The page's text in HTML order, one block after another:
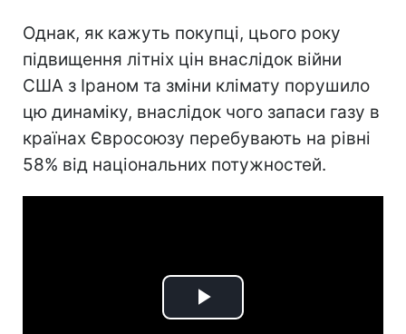
Однак, як кажуть покупці, цього року
підвищення літніх цін внаслідок війни
США з Іраном та зміни клімату порушило
цю динаміку, внаслідок чого запаси газу в
країнах Євросоюзу перебувають на рівні
58% від національних потужностей.
Play